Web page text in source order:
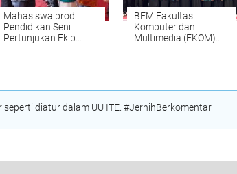
Mahasiswa prodi
Pendidikan Seni
Pertunjukan Fkip
BEM Fakultas
Komputer dan
Multimedia (FKOM)
diatur dalam UU ITE. #JernihBerkomentar